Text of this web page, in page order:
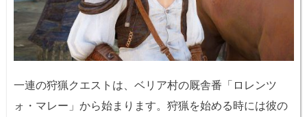
一連の狩猟クエストは、ベリア村の厩舎番「ロレンツ
ォ・マレー」から始まります。狩猟を始める時には彼の